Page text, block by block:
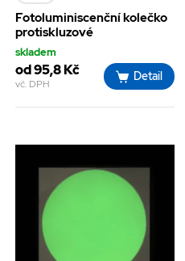
Fotoluminiscenční kolečko
protiskluzové
skladem
od 95,8 Kč
vč. DPH
Detail